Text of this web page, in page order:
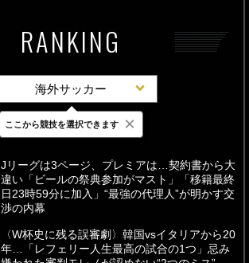
RANKING
海外サッカー
最新 24時間 週間
Jリーグは3ページ、プレミアは…契約書から大
違い「ビールの祭典参加がマスト」「移籍最終
日23時59分に加入」“最強の代理人”が明かす交
渉の内幕
〈W杯史に残る誤審劇〉韓国vsイタリアから20
年…「レフェリー人生最高の試合の1つ」忌み
ここから競技を選択できます ×